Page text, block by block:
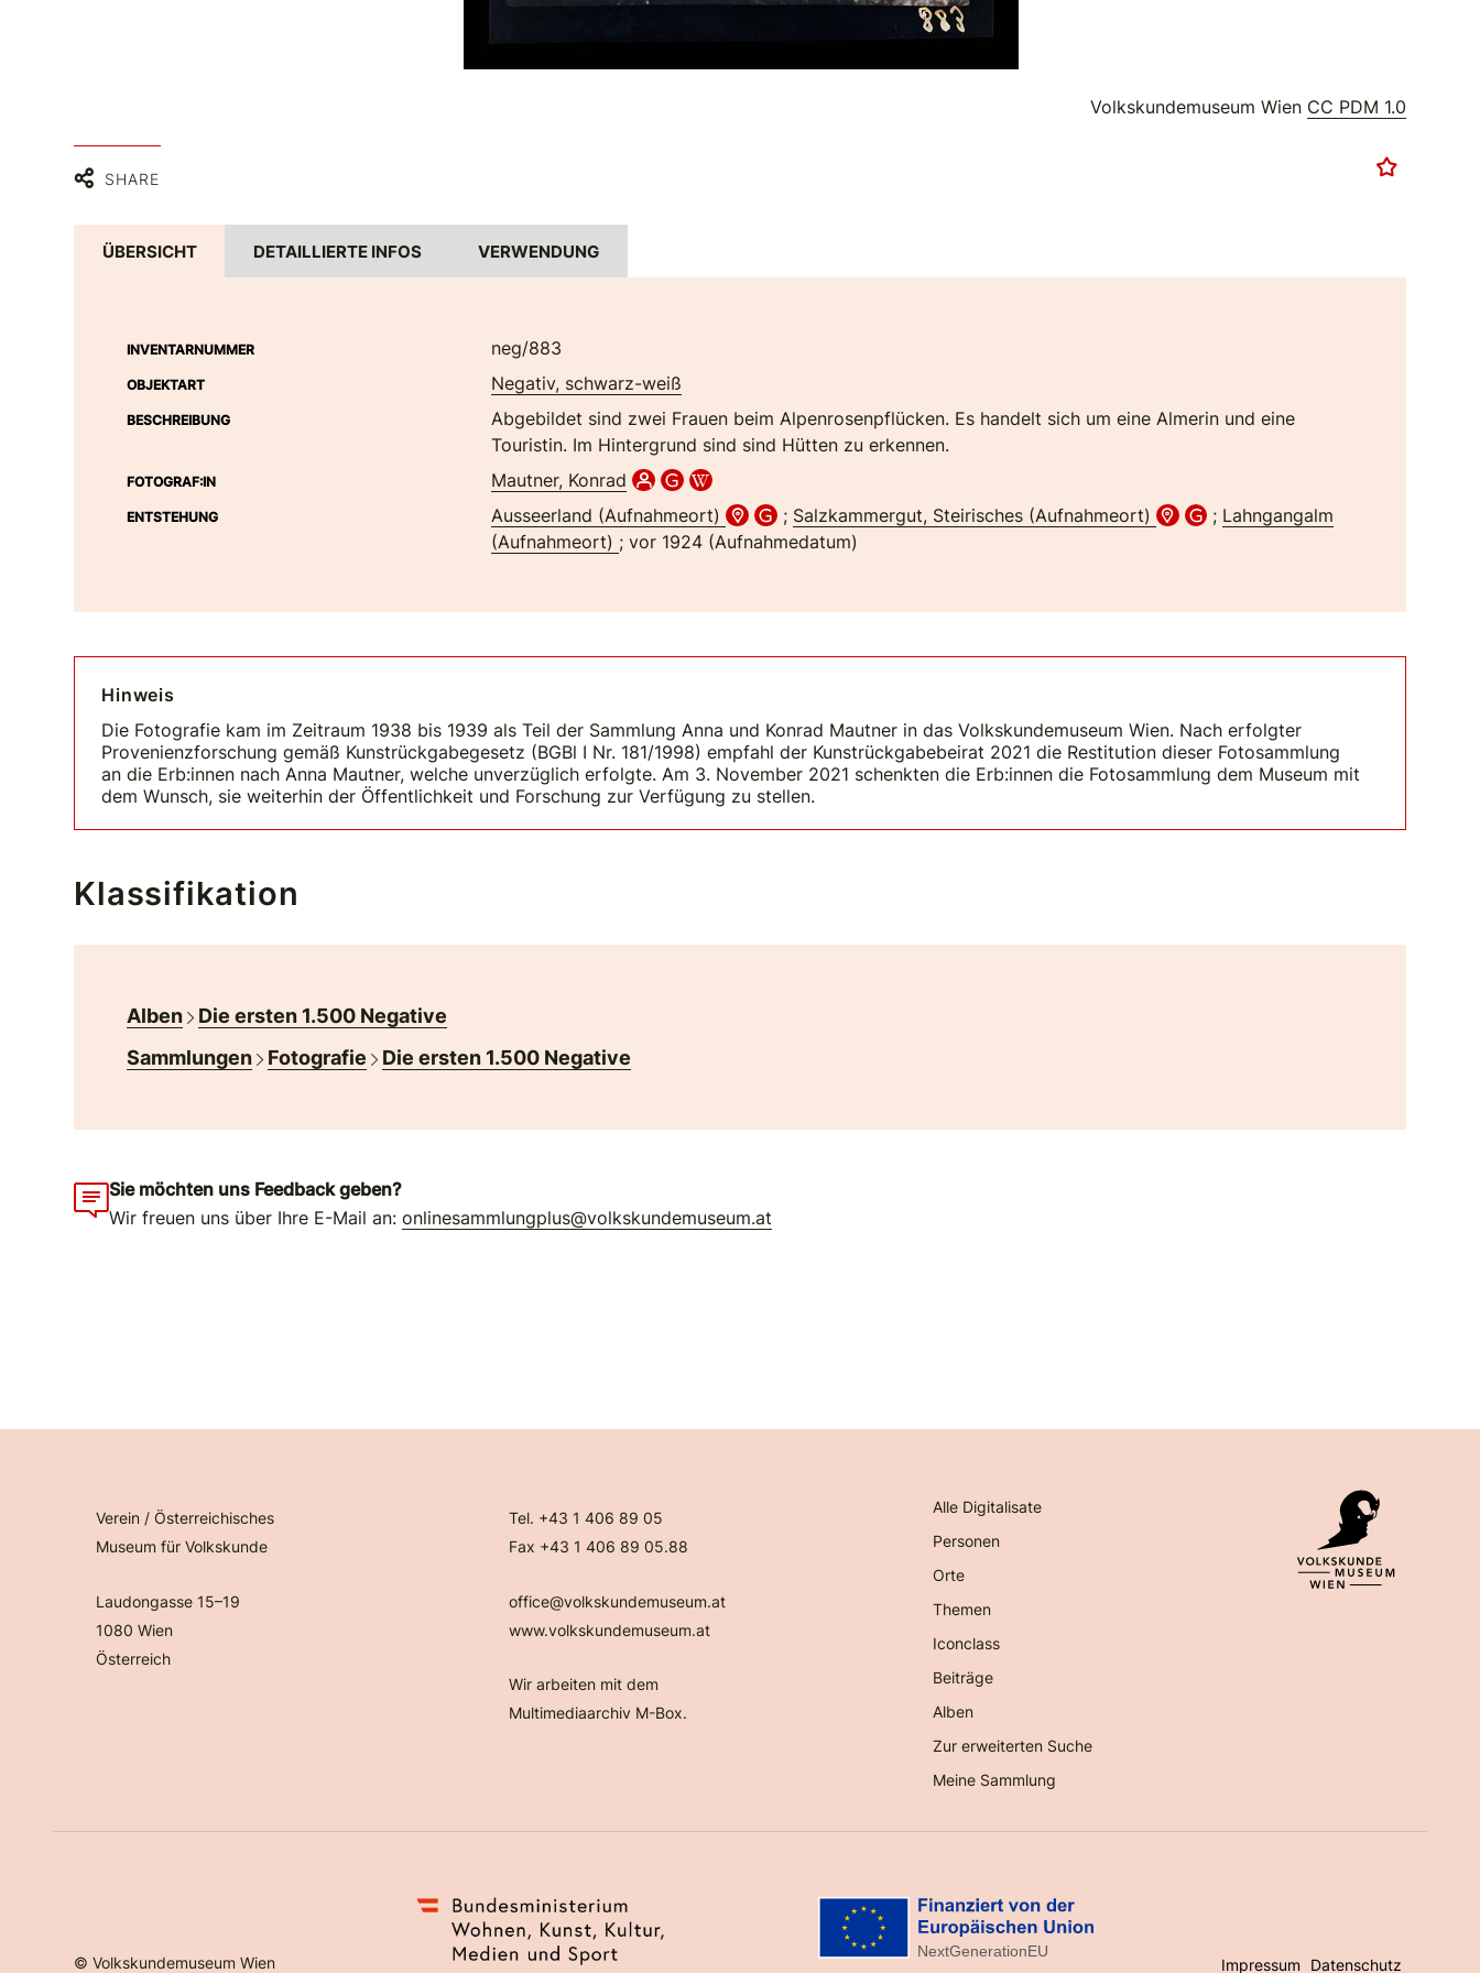
Volkskundemuseum Wien CC PDM 1.0
SHARE
ÜBERSICHT DETAILLIERTE INFOS VERWENDUNG
INVENTARNUMMER neg/883
OBJEKTART Negativ, schwarz-weiß
BESCHREIBUNG
Abgebildet sind zwei Frauen beim Alpenrosenpflücken. Es handelt sich um eine Almerin und eine
Touristin. Im Hintergrund sind sind Hütten zu erkennen.
FOTOGRAF:IN Mautner, Konrad
ENTSTEHUNG Ausseerland (Aufnahmeort) ; Salzkammergut, Steirisches (Aufnahmeort) ; Lahngangalm
(Aufnahmeort) ; vor 1924 (Aufnahmedatum)
Hinweis
Die Fotografie kam im Zeitraum 1938 bis 1939 als Teil der Sammlung Anna und Konrad Mautner in das Volkskundemuseum Wien. Nach erfolgter
Provenienzforschung gemäß Kunstrückgabegesetz (BGBl I Nr. 181/1998) empfahl der Kunstrückgabebeirat 2021 die Restitution dieser Fotosammlung
an die Erb:innen nach Anna Mautner, welche unverzüglich erfolgte. Am 3. November 2021 schenkten die Erb:innen die Fotosammlung dem Museum mit
dem Wunsch, sie weiterhin der Öffentlichkeit und Forschung zur Verfügung zu stellen.
Klassifikation
Alben
Die ersten 1.500 Negative
Sammlungen
Fotografie Die ersten 1.500 Negative
Sie möchten uns Feedback geben?
Wir freuen uns über Ihre E-Mail an:onlinesammlungplus@volkskundemuseum.at
Verein / Österreichisches
Museum für Volkskunde
Laudongasse 15–19
1080 Wien
Österreich
Tel. +43 1 406 89 05
Fax +43 1 406 89 05.88
office@volkskundemuseum.at
www.volkskundemuseum.at
Wir arbeiten mit dem
Multimediaarchiv M-Box.
Alle Digitalisate
Personen
Orte
Themen
Iconclass
Beiträge
Alben
Zur erweiterten Suche
Meine Sammlung
©Volkskundemuseum Wien Impressum Datenschutz